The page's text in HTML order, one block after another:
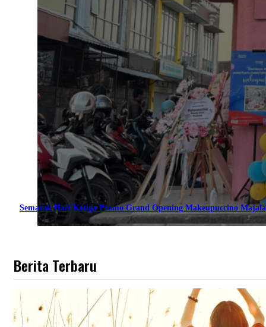
Semarak Hari Ketiga Promo Grand Opening Makeupuccino
Berita Terbaru